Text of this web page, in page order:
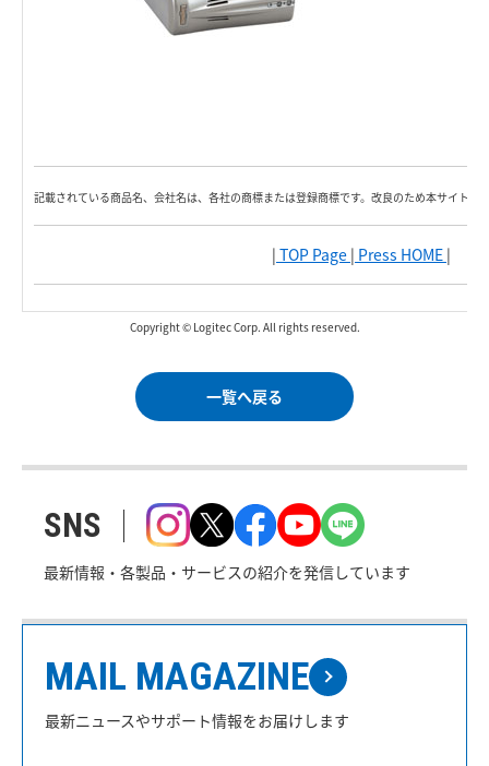
記載されている商品名、会社名は、各社の商標または登録商標です。改良のため本サイト内
| TOP Page | Press HOME |
Copyright © Logitec Corp. All rights reserved.
一覧へ戻る
SNS
最新情報・各製品・サービスの紹介を発信しています
MAIL MAGAZINE
最新ニュースやサポート情報をお届けします